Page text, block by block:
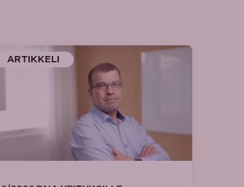
ARTIKKELI